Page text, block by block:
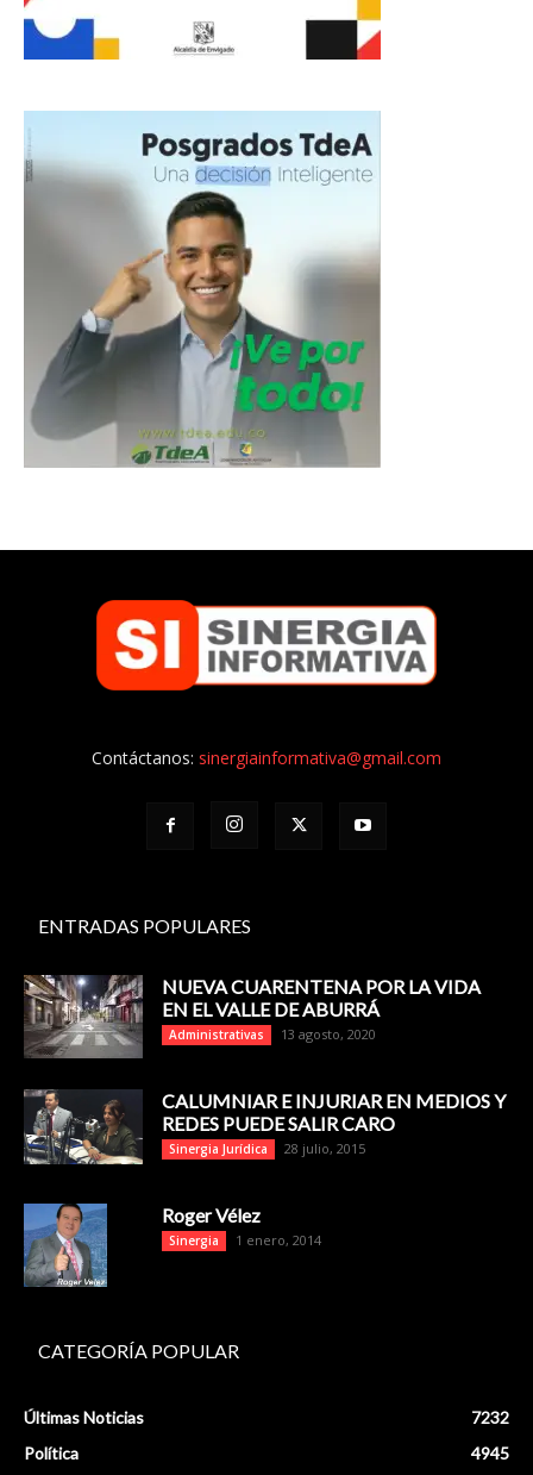
Contáctanos: sinergiainformativa@gmail.com
ENTRADAS POPULARES
NUEVA CUARENTENA POR LA VIDA
EN EL VALLE DE ABURRÁ
Administrativas 13 agosto, 2020
CALUMNIAR E INJURIAR EN MEDIOS Y
REDES PUEDE SALIR CARO
Sinergia Jurídica 28 julio, 2015
Roger Vélez
Sinergia 1 enero, 2014
CATEGORÍA POPULAR
Últimas Noticias
7232
Política
4945